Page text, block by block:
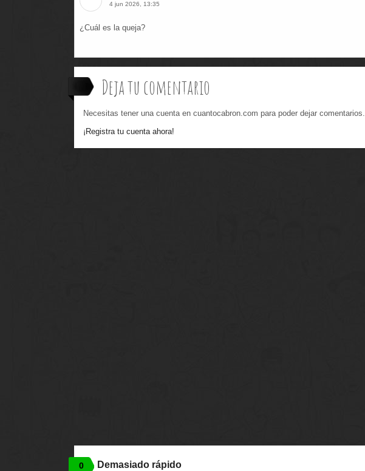
4 jun 2026, 13:35
¿Cuál es la queja?
Deja tu comentario
Necesitas tener una cuenta en cuantocabron.com para poder dejar comentarios.
¡Registra tu cuenta ahora!
0 Demasiado rápido